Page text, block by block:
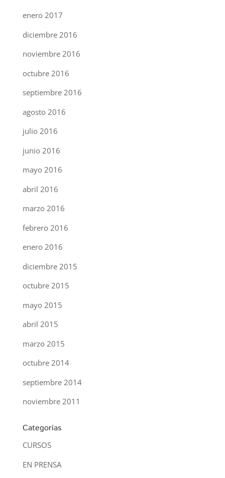
enero 2017
diciembre 2016
noviembre 2016
octubre 2016
septiembre 2016
agosto 2016
julio 2016
junio 2016
mayo 2016
abril 2016
marzo 2016
febrero 2016
enero 2016
diciembre 2015
octubre 2015
mayo 2015
abril 2015
marzo 2015
octubre 2014
septiembre 2014
noviembre 2011
Categorías
CURSOS
EN PRENSA